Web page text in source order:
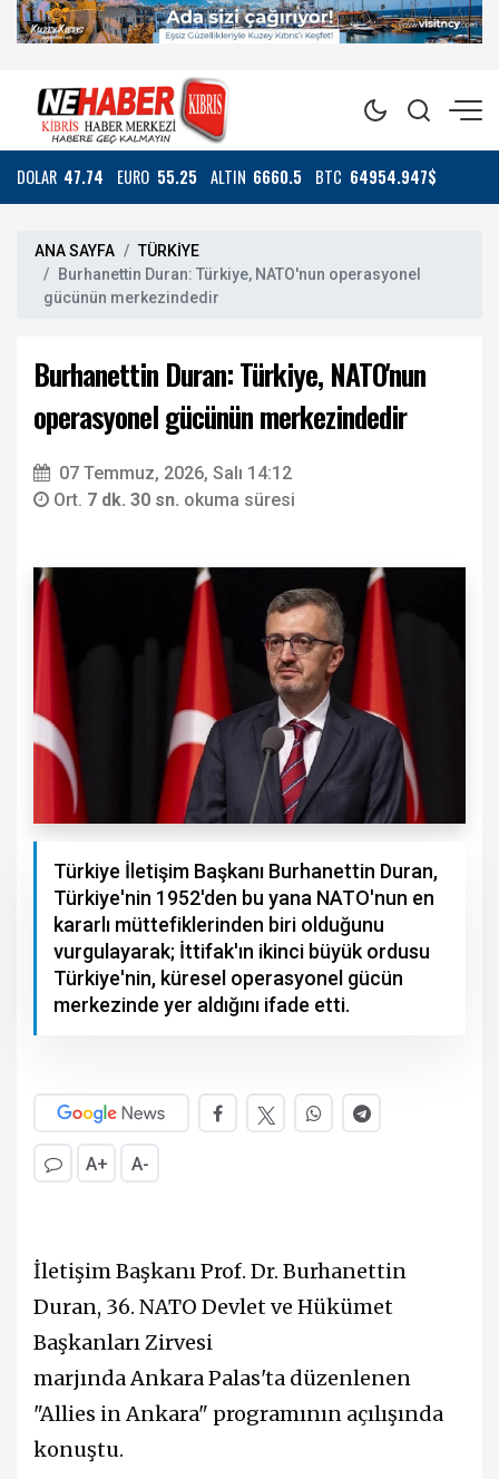
DOLAR 47.74 EURO 55.25 ALTIN 6660.5 BTC 64954.947$
ANA SAYFA
TÜRKİYE
Burhanettin Duran: Türkiye, NATO'nun operasyonel
gücünün merkezindedir
Burhanettin Duran: Türkiye, NATO'nun
operasyonel gücünün merkezindedir
07 Temmuz, 2026, Salı 14:12
Ort. 7 dk. 30 sn. okuma süresi
Türkiye İletişim Başkanı Burhanettin Duran,
Türkiye'nin 1952'den bu yana NATO'nun en
kararlı müttefiklerinden biri olduğunu
vurgulayarak; İttifak'ın ikinci büyük ordusu
Türkiye'nin, küresel operasyonel gücün
merkezinde yer aldığını ifade etti.
A+ A-
İletişim Başkanı Prof. Dr. Burhanettin
Duran, 36. NATO Devlet ve Hükümet
Başkanları Zirvesi
marjında Ankara Palas'ta düzenlenen
"Allies in Ankara" programının açılışında
konuştu.